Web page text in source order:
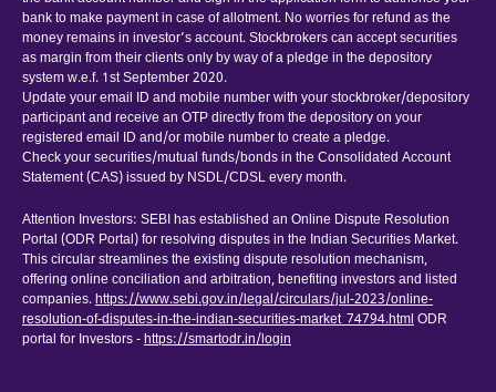
bank to make payment in case of allotment. No worries for refund as the
money remains in investor’s account. Stockbrokers can accept securities
as margin from their clients only by way of a pledge in the depository
system w.e.f. 1st September 2020.
Update your email ID and mobile number with your stockbroker/depository
participant and receive an OTP directly from the depository on your
registered email ID and/or mobile number to create a pledge.
Check your securities/mutual funds/bonds in the Consolidated Account
Statement (CAS) issued by NSDL/CDSL every month.
Attention Investors: SEBI has established an Online Dispute Resolution
Portal (ODR Portal) for resolving disputes in the Indian Securities Market.
This circular streamlines the existing dispute resolution mechanism,
offering online conciliation and arbitration, benefiting investors and listed
companies.https://www.sebi.gov.in/legal/circulars/jul-2023/online-
resolution-of-disputes-in-the-indian-securities-market_74794.html ODR
portal for Investors -https://smartodr.in/login